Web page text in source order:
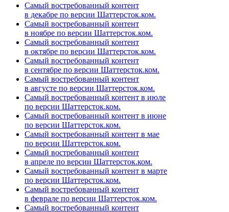
Самый востребованный контент
в декабре по версии Шаттерсток.ком.
Самый востребованный контент
в ноябре по версии Шаттерсток.ком.
Самый востребованный контент
в октябре по версии Шаттерсток.ком.
Самый востребованный контент
в сентябре по версии Шаттерсток.ком.
Самый востребованный контент
в августе по версии Шаттерсток.ком.
Самый востребованный контент в июле
по версии Шаттерсток.ком.
Самый востребованный контент в июне
по версии Шаттерсток.ком.
Самый востребованный контент в мае
по версии Шаттерсток.ком.
Самый востребованный контент
в апреле по версии Шаттерсток.ком.
Самый востребованный контент в марте
по версии Шаттерсток.ком.
Самый востребованный контент
в феврале по версии Шаттерсток.ком.
Самый востребованный контент